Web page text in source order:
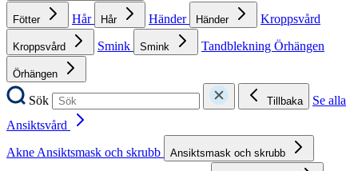
Fötter Hår Hår Händer Händer Kroppsvård
Kroppsvård Smink Smink Tandblekning Örhängen
Örhängen
Sök Tillbaka
Se alla
Ansiktsvård
AkneAnsiktsmask och skrubb Ansiktsmask och skrubb